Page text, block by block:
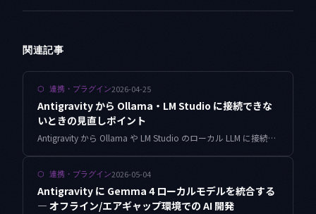
関連記事
⬡ 連携・プラグイン2026-04-25
Antigravity から Ollama・LM Studio に接続できな
いときの見直しポイント
Antigravity から Ollama や LM Studio のローカル LLM に接続できない問題を、ポート設定・CORS・モデル名・OpenAI 互換 API の観点から段階的に解決します。
⬡ 連携・プラグイン2026-05-04
Antigravity に Gemma 4 ローカルモデルを統合する
— オフライン/エアギャップ環境での AI 開発